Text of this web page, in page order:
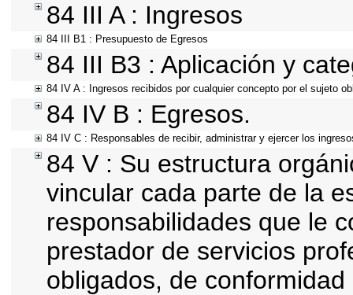
84 III A : Ingresos
84 III B1 : Presupuesto de Egresos
84 III B3 : Aplicación y
84 IV A : Ingresos recibidos por cualquier concepto por el sujeto
84 IV B : Egresos.
84 IV C : Responsables de recibir, administrar y ejercer los
84 V : Su estructura
vincular cada parte de la
responsabilidades que le
prestador de servicios
obligados, de